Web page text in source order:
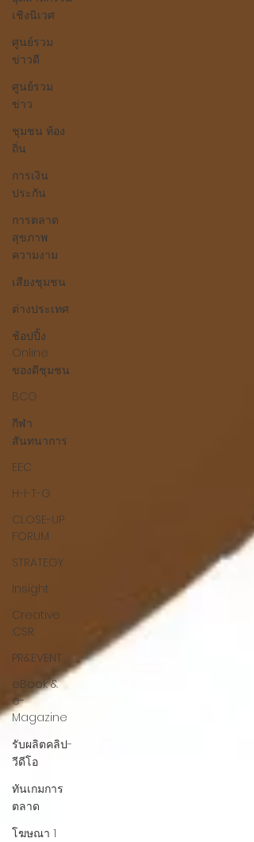
เชิงนิเวศ
ศูนย์รวม
ข่าวดี
ศูนย์รวม
ข่าว
ชุมชน ท้อง
ถิ่น
การเงิน
ประกัน
การตลาด
สุขภาพ
ความงาม
เสียงชุมชน
ต่างประเทศ
ช้อปปิ้ง
Online
ของดีชุมชน
BCG
กีฬา
สันทนาการ
EEC
H-I-T-G
CLOSE-UP
FORUM
STRATEGY
Insight
Creative
:CSR
PR&EVENT
eBook &
e-
Magazine
รับผลิตคลิป-
วีดีโอ
ทันเกมการ
ตลาด
โฆษณา 1